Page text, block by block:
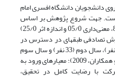
حاضر که در سال 1400 بر روی دانشجویان دانشگاه افسری امام
است. جهت شروع پژوهش بر اساس
نرم افزار جی پاور (با توان آماری 8/0، معنی‌داری 05/0 و اندازه اثر 25/0)
مطالعه 99 نفر به روش تصادفی طبقه­ای در دسترس در
سه گروه دانشجویان سال اول (35 نفر)، سال دوم (33 نفر) و سال سوم
و همکاران، 2009)؛ معیارهای ورود به
با رضایت کامل در تحقیق،